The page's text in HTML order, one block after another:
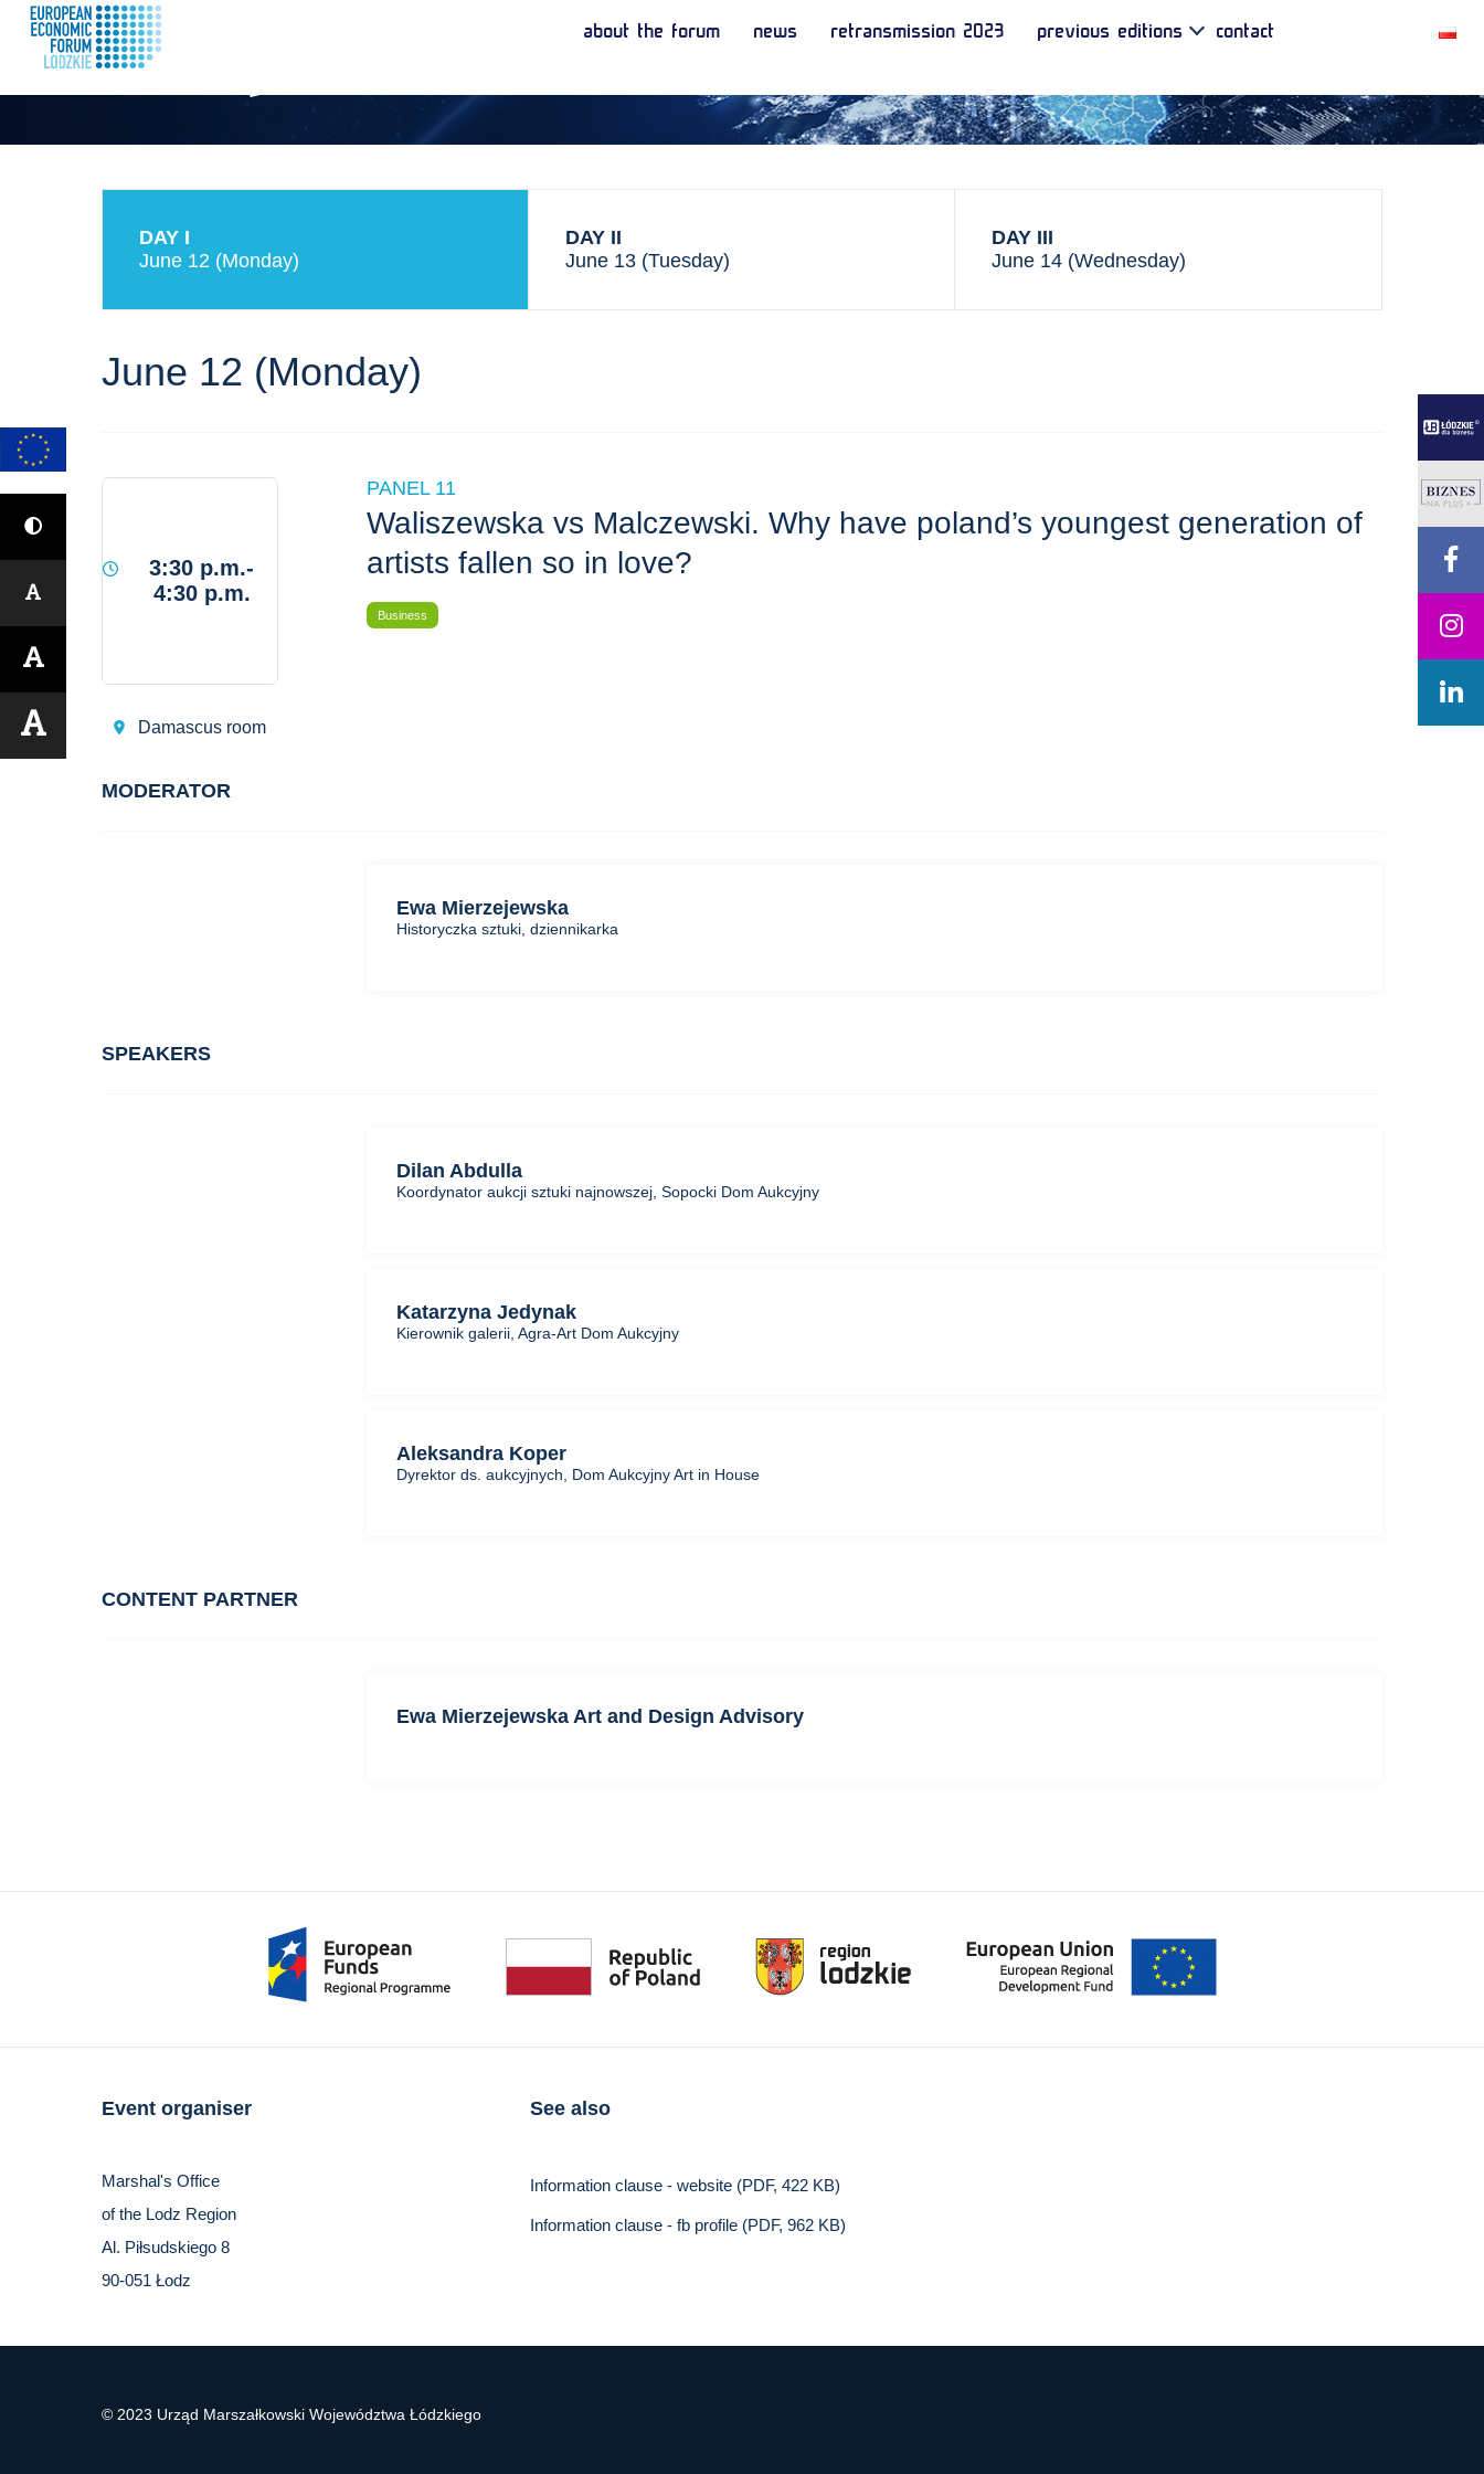
about the forum news retransmission 2023 previous editions contact
DAY I
June 12 (Monday)
DAY II
June 13 (Tuesday)
DAY III
June 14 (Wednesday)
June 12 (Monday)
3:30 p.m.-
4:30 p.m.
Damascus room
PANEL 11
Waliszewska vs Malczewski. Why have poland’s youngest generation of
artists fallen so in love?
Business
MODERATOR
Ewa Mierzejewska
Historyczka sztuki, dziennikarka
SPEAKERS
Dilan Abdulla
Koordynator aukcji sztuki najnowszej, Sopocki Dom Aukcyjny
Katarzyna Jedynak
Kierownik galerii, Agra-Art Dom Aukcyjny
Aleksandra Koper
Dyrektor ds. aukcyjnych, Dom Aukcyjny Art in House
CONTENT PARTNER
Ewa Mierzejewska Art and Design Advisory
Event organiser
Marshal's Office
of the Lodz Region
Al. Piłsudskiego 8
90-051 Łodz
See also
Information clause - website (PDF, 422 KB)
Information clause - fb profile (PDF, 962 KB)
© 2023 Urząd Marszałkowski Województwa Łódzkiego